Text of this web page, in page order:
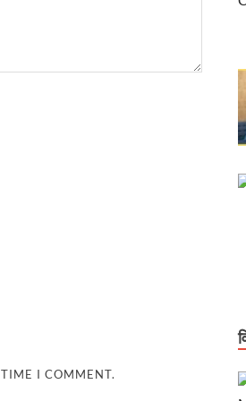
के प्रमुख एआई नवाचार कार्यक्षेत्र के रूप में उभरा
रेल नेटवर्क के लिए एक मजबूत नींव
I COMMENT.